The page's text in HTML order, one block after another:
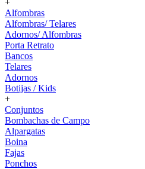
+
Alfombras
Alfombras/ Telares
Adornos/ Alfombras
Porta Retrato
Bancos
Telares
Adornos
Botijas / Kids
+
Conjuntos
Bombachas de Campo
Alpargatas
Boina
Fajas
Ponchos